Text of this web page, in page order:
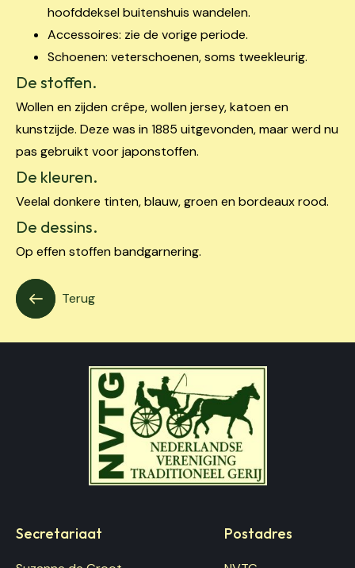
hoofddeksel buitenshuis wandelen.
Accessoires: zie de vorige periode.
Schoenen: veterschoenen, soms tweekleurig.
De stoffen.
Wollen en zijden crêpe, wollen jersey, katoen en
kunstzijde. Deze was in 1885 uitgevonden, maar werd nu
pas gebruikt voor japonstoffen.
De kleuren.
Veelal donkere tinten, blauw, groen en bordeaux rood.
De dessins.
Op effen stoffen bandgarnering.
Terug
NVTG
Nederlandse Vereniging
Secretariaat Postadres